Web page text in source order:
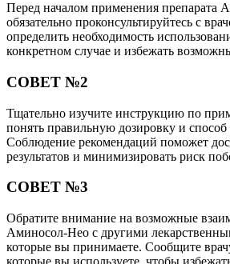
Перед началом применения препарата
обязательно проконсультируйтесь с
определить необходимость
конкретном случае и избежать
СОВЕТ №2
Тщательно изучите инструкцию по
понять правильную дозировку и способ
Соблюдение рекомендаций поможет
результатов и минимизировать риск
СОВЕТ №3
Обратите внимание на возможные
Аминосол-Нео с другими
которые вы принимаете. Сообщите